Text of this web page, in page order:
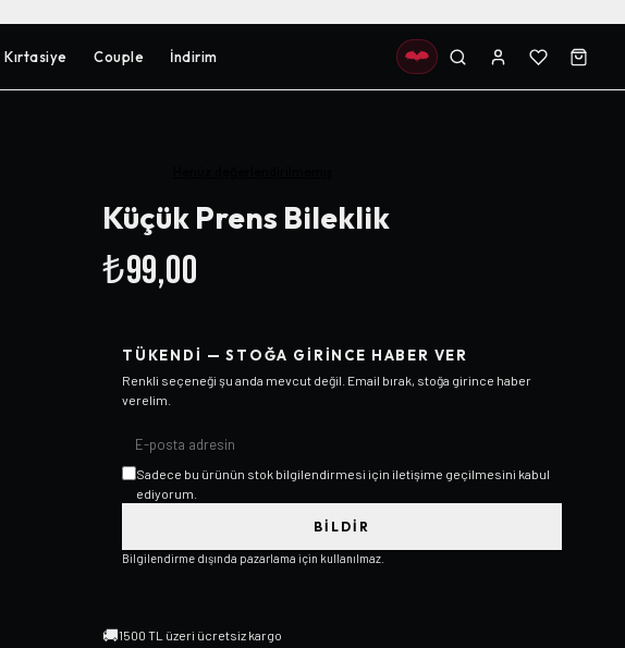
Kırtasiye Couple İndirim
Küçük Prens Bileklik
₺99,00
TÜKENDI — STOĞA GIRINCE HABER VER
Renkli seçeneği şu anda mevcut değil. Email bırak, stoğa girince haber
verelim.
Sadece bu ürünün stok bilgilendirmesi için iletişime geçilmesini kabul
ediyorum.
BILDIR
Bilgilendirme dışında pazarlama için kullanılmaz.
🚚1500 TL üzeri ücretsiz kargo